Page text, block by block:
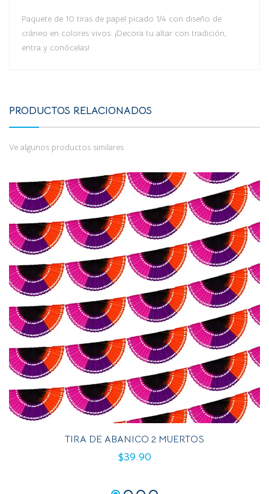
Paquete de 10 tiras de papel picado 1/4 con diseño de
cráneo en colores vivos. ¡Decora tu altar con tradición,
entra y conócelas!
PRODUCTOS RELACIONADOS
Ve algunos productos similares
TIRA DE ABANICO 2 MUERTOS
$39.90